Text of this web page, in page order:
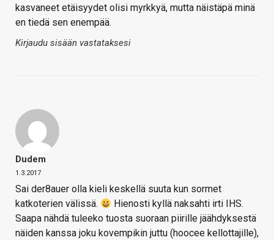
kasvaneet etäisyydet olisi myrkkyä, mutta näistäpä minä
en tiedä sen enempää.
Kirjaudu sisään vastataksesi
Dudem
1.3.2017
Sai der8auer olla kieli keskellä suuta kun sormet
katkoterien välissä.
Hienosti kyllä naksahti irti IHS.
Saapa nähdä tuleeko tuosta suoraan piirille jäähdyksestä
näiden kanssa joku kovempikin juttu (hoocee kellottajille),